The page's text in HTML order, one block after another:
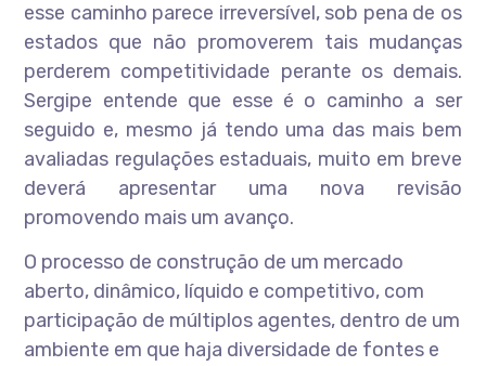
esse caminho parece irreversível, sob pena de os
estados que não promoverem tais mudanças
perderem competitividade perante os demais.
Sergipe entende que esse é o caminho a ser
seguido e, mesmo já tendo uma das mais bem
avaliadas regulações estaduais, muito em breve
deverá apresentar uma nova revisão
promovendo mais um avanço.
O processo de construção de um mercado
aberto, dinâmico, líquido e competitivo, com
participação de múltiplos agentes, dentro de um
ambiente em que haja diversidade de fontes e